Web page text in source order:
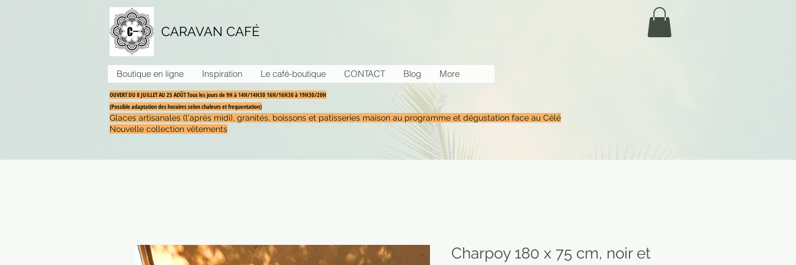
CARAVAN CAFÉ
Boutique en ligne Inspiration Le café-boutique CONTACT Blog More
OUVERT DU 8 JUILLET AU 25 AOÛT Tous les jours de 9H à 14H/14H30 16H/16H30 à 19H30/20H
(Possible adaptation des horaires selon chaleurs et frequentation)
Glaces artisanales (l'après midi), granités, boissons et patisseries maison au programme et dégustation face au Célé
Nouvelle collection vêtements
Charpoy 180 x 75 cm, noir et